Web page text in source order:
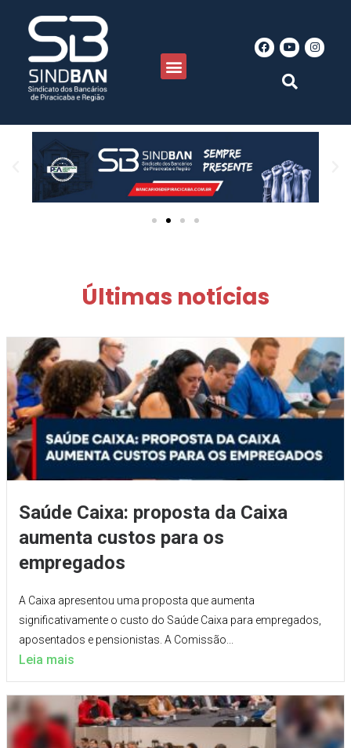
Últimas notícias
Saúde Caixa: proposta da Caixa
aumenta custos para os
empregados
A Caixa apresentou uma proposta que aumenta
significativamente o custo do Saúde Caixa para empregados,
aposentados e pensionistas. A Comissão...
Leia mais